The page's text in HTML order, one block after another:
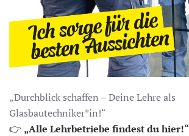
„Durchblick schaffen – Deine Lehre als
Glasbautechniker*in!“
👉 „Alle Lehrbetriebe findest du hier!“